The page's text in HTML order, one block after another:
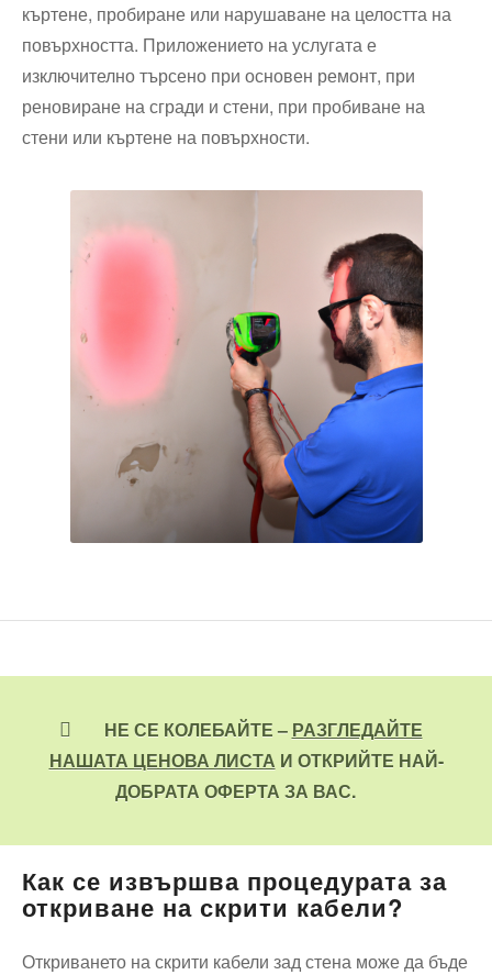
къртене, пробиране или нарушаване на целостта на
повърхността. Приложението на услугата е
изключително търсено при основен ремонт, при
реновиране на сгради и стени, при пробиване на
стени или къртене на повърхности.
НЕ СЕ КОЛЕБАЙТЕ – РАЗГЛЕДАЙТЕ
НАШАТА ЦЕНОВА ЛИСТА И ОТКРИЙТЕ НАЙ-
ДОБРАТА ОФЕРТА ЗА ВАС.
Как се извършва процедурата за
откриване на скрити кабели?
Откриването на скрити кабели зад стена може да бъде